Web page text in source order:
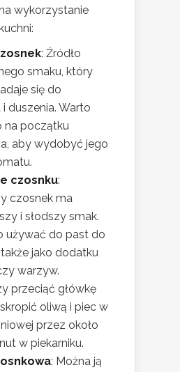
wykorzystanie
: Źródło
smaku, który
się do
duszenia. Warto
na początku
aby wydobyć jego
czosnku:
czosnek ma
i słodszy smak.
używać do past do
jako dodatku
warzyw.
przeciąć główkę
oliwą i piec w
przez około
w piekarniku.
: Można ją